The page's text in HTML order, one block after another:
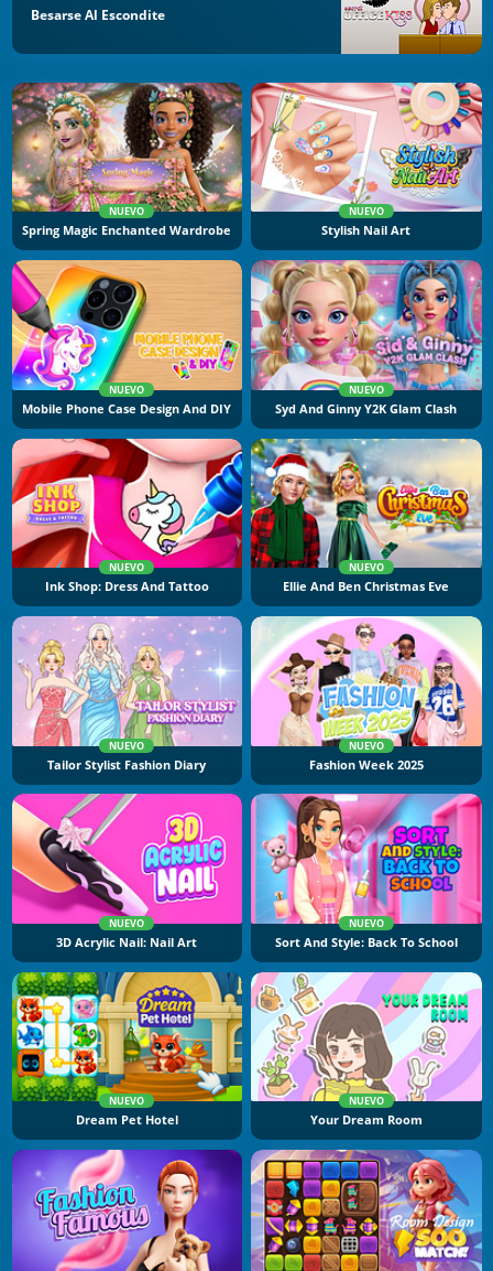
Besarse Al Escondite
NUEVO
Spring Magic Enchanted Wardrobe
NUEVO
Stylish Nail Art
NUEVO
Mobile Phone Case Design And DIY
NUEVO
Syd And Ginny Y2K Glam Clash
NUEVO
Ink Shop: Dress And Tattoo
NUEVO
Ellie And Ben Christmas Eve
NUEVO
Tailor Stylist Fashion Diary
NUEVO
Fashion Week 2025
NUEVO
3D Acrylic Nail: Nail Art
NUEVO
Sort And Style: Back To School
NUEVO
Dream Pet Hotel
NUEVO
Your Dream Room